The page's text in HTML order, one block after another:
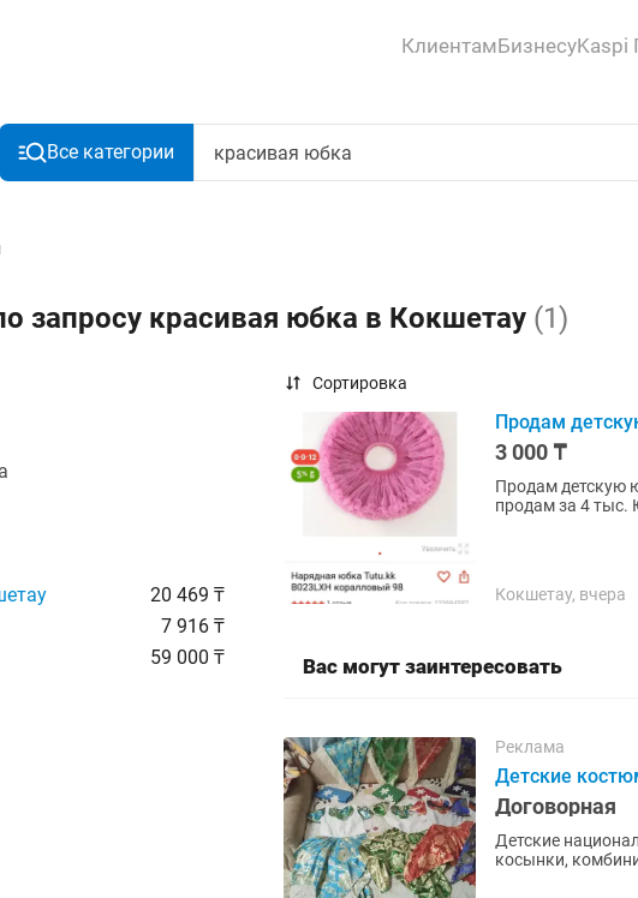
КлиентамБизнесуKaspi
Все категории
запросу красивая юбка в Кокшетау (1)
20 469 ₸
7 916 ₸
59 000 ₸
Сортировка
Продам
3 000 ₸
Продам детскую
продам за 4 тыс.
Кокшетау, вчера
Вас могут заинтересовать
Реклама
Детские
Договорная
Детские
косынки, комбинированные